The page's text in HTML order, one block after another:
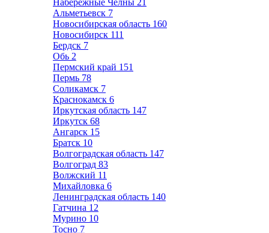
Набережные Челны 21
Альметьевск 7
Новосибирская область 160
Новосибирск 111
Бердск 7
Обь 2
Пермский край 151
Пермь 78
Соликамск 7
Краснокамск 6
Иркутская область 147
Иркутск 68
Ангарск 15
Братск 10
Волгоградская область 147
Волгоград 83
Волжский 11
Михайловка 6
Ленинградская область 140
Гатчина 12
Мурино 10
Тосно 7